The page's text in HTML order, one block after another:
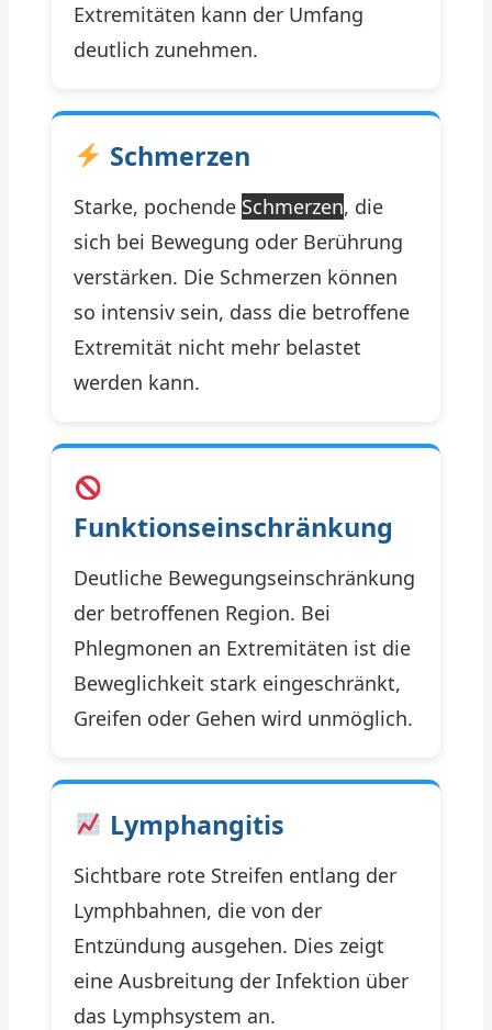
Extremitäten kann der Umfang
deutlich zunehmen.
Schmerzen
Starke, pochende Schmerzen, die
sich bei Bewegung oder Berührung
verstärken. Die Schmerzen können
so intensiv sein, dass die betroffene
Extremität nicht mehr belastet
werden kann.
Funktionseinschränkung
Deutliche Bewegungseinschränkung
der betroffenen Region. Bei
Phlegmonen an Extremitäten ist die
Beweglichkeit stark eingeschränkt,
Greifen oder Gehen wird unmöglich.
Lymphangitis
Sichtbare rote Streifen entlang der
Lymphbahnen, die von der
Entzündung ausgehen. Dies zeigt
eine Ausbreitung der Infektion über
das Lymphsystem an.